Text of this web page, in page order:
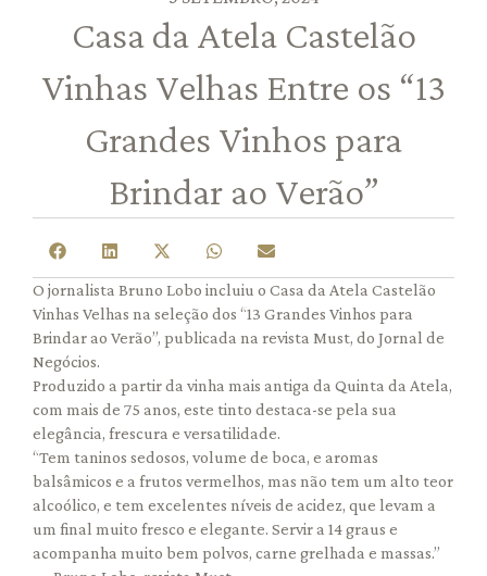
Casa da Atela Castelão
Vinhas Velhas Entre os “13
Grandes Vinhos para
Brindar ao Verão”
O jornalista Bruno Lobo incluiu o Casa da Atela Castelão
Vinhas Velhas na seleção dos “13 Grandes Vinhos para
Brindar ao Verão”, publicada na revista Must, do Jornal de
Negócios.
Produzido a partir da vinha mais antiga da Quinta da Atela,
com mais de 75 anos, este tinto destaca-se pela sua
elegância, frescura e versatilidade.
“Tem taninos sedosos, volume de boca, e aromas
balsâmicos e a frutos vermelhos, mas não tem um alto teor
alcoólico, e tem excelentes níveis de acidez, que levam a
um final muito fresco e elegante. Servir a 14 graus e
acompanha muito bem polvos, carne grelhada e massas.”